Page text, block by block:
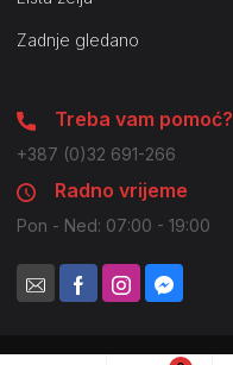
Zadnje gledano
Treba vam pomoć?
+387 (0)32 691-266
Radno vrijeme
Pon - Ned: 07:00 - 19:00